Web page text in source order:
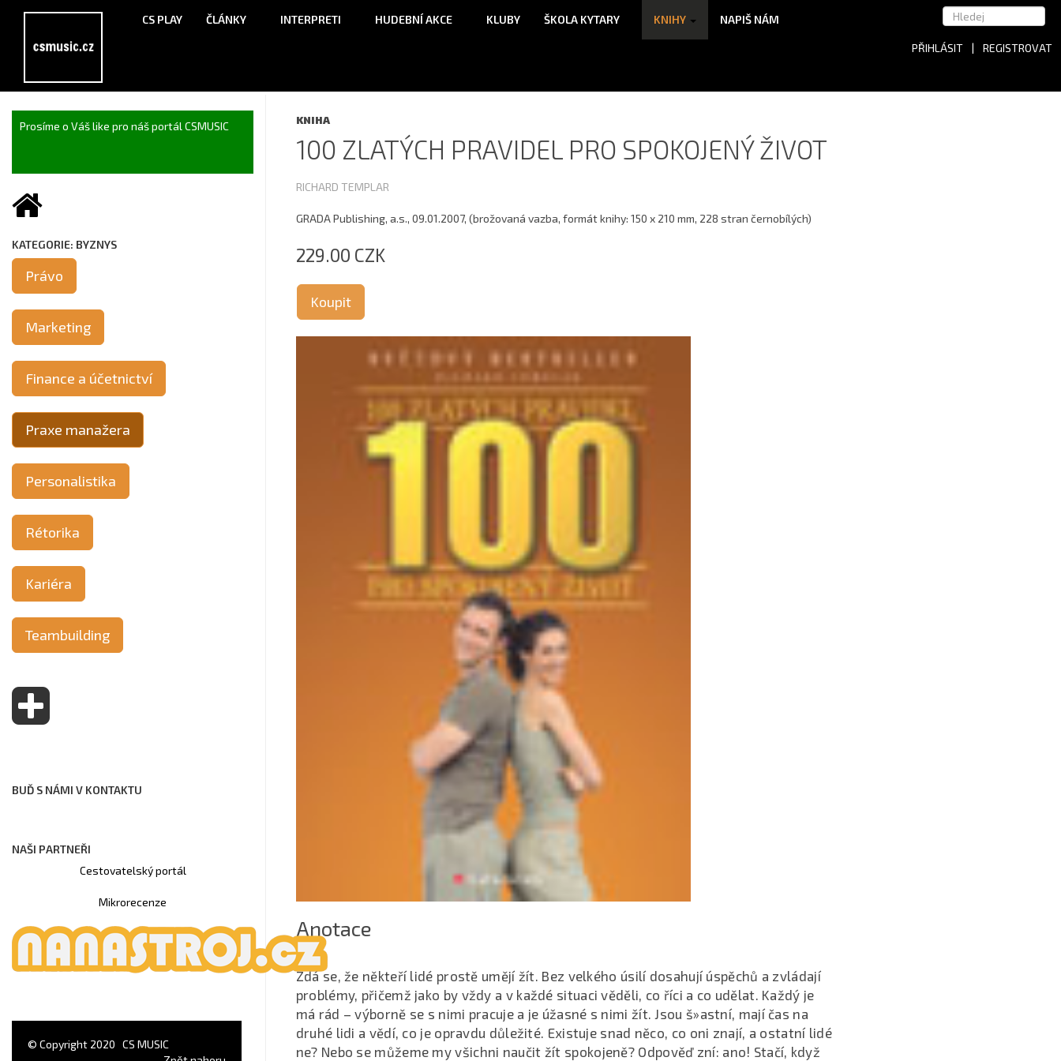
CS PLAY ČLÁNKY INTERPRETI HUDEBNÍ AKCE KLUBY ŠKOLA KYTARY KNIHY NAPIŠ NÁM
PŘIHLÁSIT | REGISTROVAT
KNIHA
100 ZLATÝCH PRAVIDEL PRO SPOKOJENÝ ŽIVOT
RICHARD TEMPLAR
GRADA Publishing, a.s., 09.01.2007, (brožovaná vazba, formát knihy: 150 x 210 mm, 228 stran černobílých)
229.00 CZK
Koupit
Anotace
Zdá se, že někteří lidé prostě umějí žít. Bez velkého úsilí dosahují úspěchů a zvládají
problémy, přičemž jako by vždy a v každé situaci věděli, co říci a co udělat. Každý je
má rád – výborně se s nimi pracuje a je úžasné s nimi žít. Jsou š»astní, mají čas na
druhé lidi a vědí, co je opravdu důležité. Existuje snad něco, co oni znají, a ostatní lidé
ne? Nebo se můžeme my všichni naučit žít spokojeně? Odpověď zní: ano! Stačí, když
Prosíme o Váš like pro náš portál CSMUSIC
KATEGORIE: BYZNYS
Právo
Marketing
Finance a účetnictví
Praxe manažera
Personalistika
Rétorika
Kariéra
Teambuilding
BUĎ S NÁMI V KONTAKTU
NAŠI PARTNEŘI
Cestovatelský portál
Mikrorecenze
© Copyright 2020 CS MUSIC